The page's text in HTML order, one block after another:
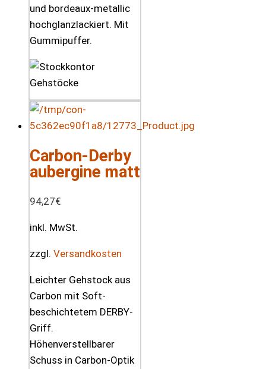
und bordeaux-metallic
hochglanzlackiert. Mit
Gummipuffer.
Carbon-Derby
aubergine matt
94,27€
inkl. MwSt.
zzgl. Versandkosten
Leichter Gehstock aus
Carbon mit Soft-
beschichtetem DERBY-
Griff.
Höhenverstellbarer
Schuss in Carbon-Optik